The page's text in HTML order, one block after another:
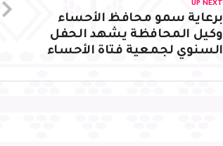
UP NEXT
برعاية سمو محافظ الأحساء
وكيل المحافظة يشهد الحفل
السنوي لجمعية فتاة الأحساء